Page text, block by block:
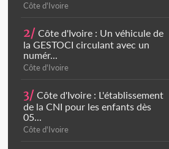
Côte d'Ivoire
2/ Côte d'Ivoire : Un véhicule de
la GESTOCI circulant avec un
numér...
Côte d'Ivoire
3/ Côte d'Ivoire : L'établissement
de la CNI pour les enfants dès
05...
Côte d'Ivoire